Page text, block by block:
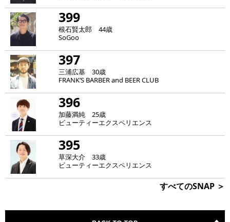
399
根石賢太郎 44歳
SoGoo
397
三浦広基 30歳
FRANK‘S BARBER and BEER CLUB
396
加藤満純 25歳
ビューティーエクスペリエンス
395
草深大介 33歳
ビューティーエクスペリエンス
すべてのSNAP ＞